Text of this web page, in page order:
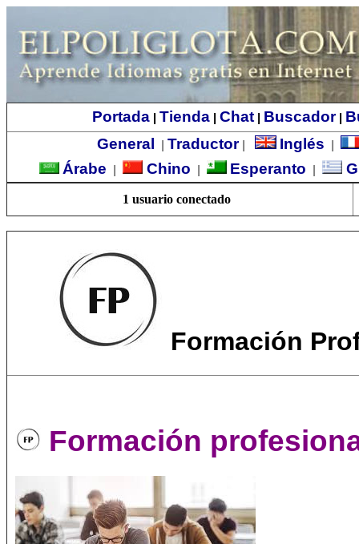
Portada Tienda Chat Buscador|
General
Traductor| Inglés
Árabe Chino Esperanto
1 usuario conectado
Formación
Formación